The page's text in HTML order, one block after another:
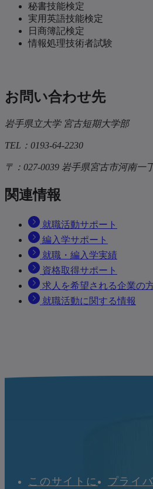
秘書技能検定
実用英語技能検定
日商簿記検定
情報処理技術者試験
お問い合わせ先
岩手県立大学 宮古短期大学部
TEL：0193-64-2230
〒：027-0039 岩手県宮古市河南一
関連情報
就職活動サポート
編入学サポート
就職・編入学実績
資格取得サポート
求人を希望される企業の
就職活動に関する情報
このサイトに
プライ